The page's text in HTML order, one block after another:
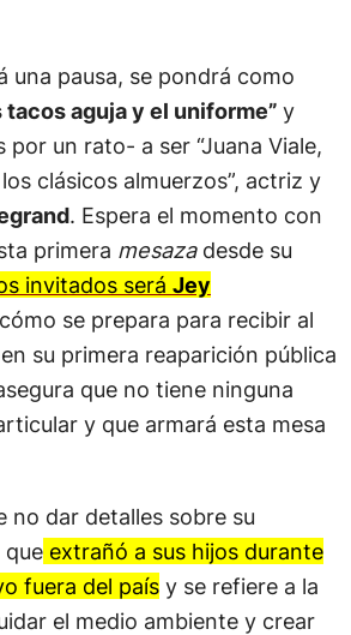
una pausa, se pondrá como
tacos aguja y el uniforme” y
un rato- a ser “Juana Viale,
clásicos almuerzos”, actriz y
. Espera el momento con
primera mesazadesde su
invitados será Jey
se prepara para recibir al
su primera reaparición pública
que no tiene ninguna
y que armará esta mesa
no dar detalles sobre su
queextrañó a sus hijos durante
fuera del paísy se refiere a la
el medio ambiente y crear